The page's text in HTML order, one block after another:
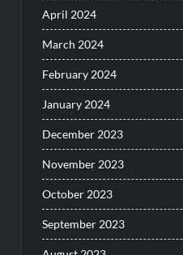
April 2024
March 2024
February 2024
January 2024
December 2023
November 2023
October 2023
September 2023